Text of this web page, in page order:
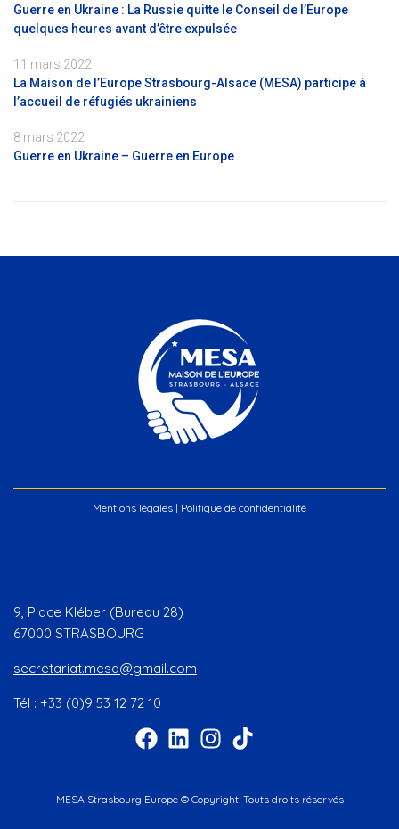
Guerre en Ukraine : La Russie quitte le Conseil de l’Europe
quelques heures avant d’être expulsée
11 mars 2022
La Maison de l’Europe Strasbourg-Alsace (MESA) participe à
l’accueil de réfugiés ukrainiens
8 mars 2022
Guerre en Ukraine – Guerre en Europe
Mentions légales | Politique de confidentialité
9, Place Kléber (Bureau 28)
67000 STRASBOURG
secretariat.mesa@gmail.com
Tél : +33 (0)9 53 12 72 10
MESA Strasbourg Europe © Copyright. Touts droits réservés